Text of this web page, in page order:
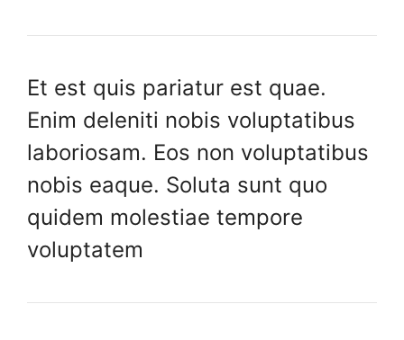
Et est quis pariatur est quae.
Enim deleniti nobis voluptatibus
laboriosam. Eos non voluptatibus
nobis eaque. Soluta sunt quo
quidem molestiae tempore
voluptatem